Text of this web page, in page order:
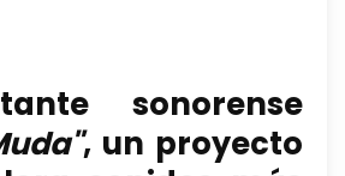
sonorense
, un proyecto